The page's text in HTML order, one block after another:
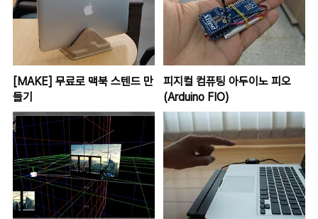
[MAKE] 무료로 맥북 스텐드 만
들기
피지컬 컴퓨팅 아두이노 피오
(Arduino FIO)